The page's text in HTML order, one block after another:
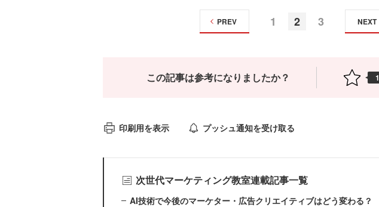
1 2 3
PREV NEXT
この記事は参考になりましたか？ 1
印刷用を表示 プッシュ通知を受け取る
次世代マーケティング教室連載記事一覧
AI技術で今後のマーケター・広告クリエイティブはどう変わる？